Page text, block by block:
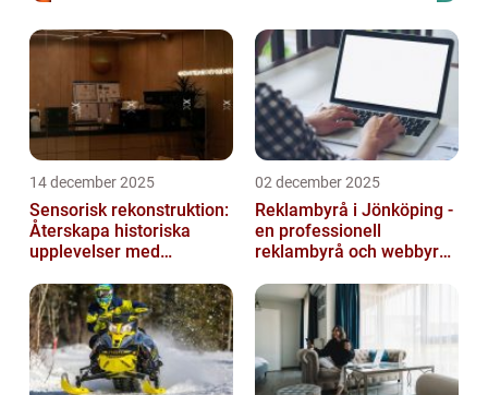
14 december 2025
Sensorisk rekonstruktion:
Återskapa historiska
upplevelser med
02 december 2025
Reklambyrå i Jönköping -
en professionell
reklambyrå och webbyrå
kommunikati...